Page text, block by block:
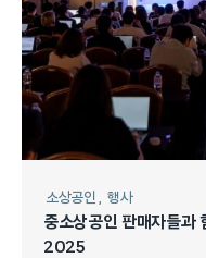
소상공인 행사
중소상공인 판매자들과
2025